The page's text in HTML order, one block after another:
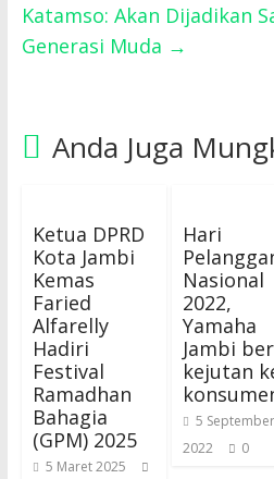
Katamso: Akan Dijadikan
Generasi Muda →
Anda Juga
Ketua DPRD
Kota Jambi
Kemas
Faried
Alfarelly
Hadiri
Festival
Ramadhan
Bahagia
(GPM) 2025
5 Maret 2025
Hari
Nasional
2022,
Yamaha
Jambi
kejutan
5 September
2022
0